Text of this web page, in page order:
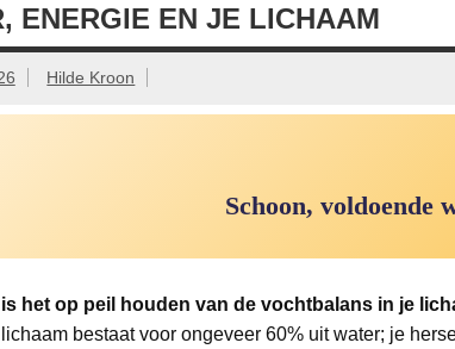
ENERGIE EN JE LICHAAM
Hilde Kroon
Schoon, voldoende
het op peil houden van de vochtbalans in je
bestaat voor ongeveer 60% uit water; je